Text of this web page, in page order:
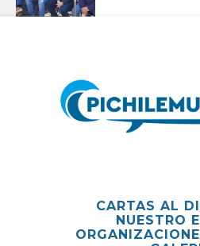
CARTAS AL
NUESTRO